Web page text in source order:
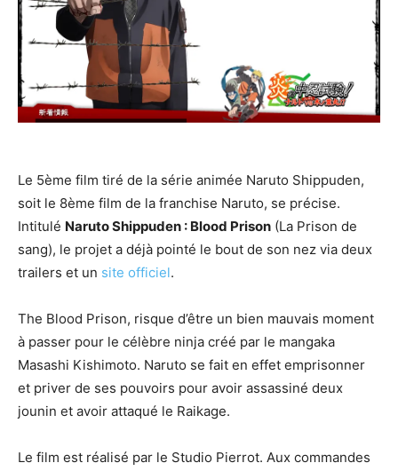
Le 5ème film tiré de la série animée Naruto Shippuden,
soit le 8ème film de la franchise Naruto, se précise.
Intitulé Naruto Shippuden : Blood Prison (La Prison de
sang), le projet a déjà pointé le bout de son nez via deux
trailers et un site officiel.
The Blood Prison, risque d’être un bien mauvais moment
à passer pour le célèbre ninja créé par le mangaka
Masashi Kishimoto. Naruto se fait en effet emprisonner
et priver de ses pouvoirs pour avoir assassiné deux
jounin et avoir attaqué le Raikage.
Le film est réalisé par le Studio Pierrot. Aux commandes